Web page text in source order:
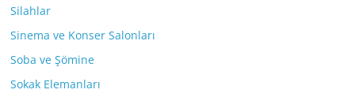
Silahlar
Sinema ve Konser Salonları
Soba ve Şömine
Sokak Elemanları